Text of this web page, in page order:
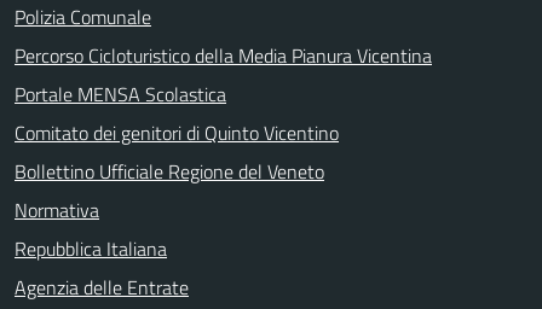
Polizia Comunale
Percorso Cicloturistico della Media Pianura Vicentina
Portale MENSA Scolastica
Comitato dei genitori di Quinto Vicentino
Bollettino Ufficiale Regione del Veneto
Normativa
Repubblica Italiana
Agenzia delle Entrate